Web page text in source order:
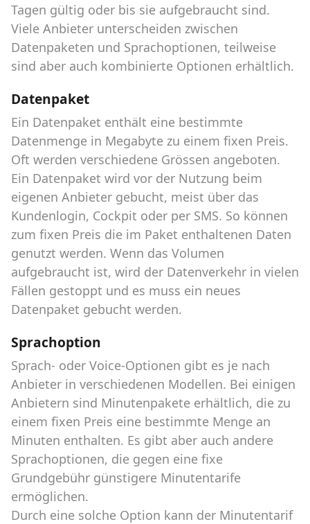
Tagen gültig oder bis sie aufgebraucht sind.
Viele Anbieter unterscheiden zwischen
Datenpaketen und Sprachoptionen, teilweise
sind aber auch kombinierte Optionen erhältlich.
Datenpaket
Ein Datenpaket enthält eine bestimmte
Datenmenge in Megabyte zu einem fixen Preis.
Oft werden verschiedene Grössen angeboten.
Ein Datenpaket wird vor der Nutzung beim
eigenen Anbieter gebucht, meist über das
Kundenlogin, Cockpit oder per SMS. So können
zum fixen Preis die im Paket enthaltenen Daten
genutzt werden. Wenn das Volumen
aufgebraucht ist, wird der Datenverkehr in vielen
Fällen gestoppt und es muss ein neues
Datenpaket gebucht werden.
Sprachoption
Sprach- oder Voice-Optionen gibt es je nach
Anbieter in verschiedenen Modellen. Bei einigen
Anbietern sind Minutenpakete erhältlich, die zu
einem fixen Preis eine bestimmte Menge an
Minuten enthalten. Es gibt aber auch andere
Sprachoptionen, die gegen eine fixe
Grundgebühr günstigere Minutentarife
ermöglichen.
Durch eine solche Option kann der Minutentarif